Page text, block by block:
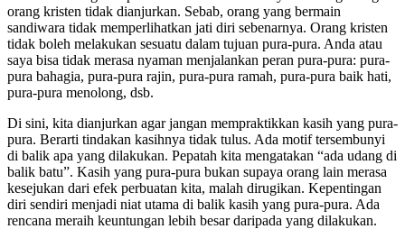
orang kristen tidak dianjurkan. Sebab, orang yang bermain
sandiwara tidak memperlihatkan jati diri sebenarnya. Orang kristen
tidak boleh melakukan sesuatu dalam tujuan pura-pura. Anda atau
saya bisa tidak merasa nyaman menjalankan peran pura-pura: pura-
pura bahagia, pura-pura rajin, pura-pura ramah, pura-pura baik hati,
pura-pura menolong, dsb.
Di sini, kita dianjurkan agar jangan mempraktikkan kasih yang pura-
pura. Berarti tindakan kasihnya tidak tulus. Ada motif tersembunyi
di balik apa yang dilakukan. Pepatah kita mengatakan “ada udang di
balik batu”. Kasih yang pura-pura bukan supaya orang lain merasa
kesejukan dari efek perbuatan kita, malah dirugikan. Kepentingan
diri sendiri menjadi niat utama di balik kasih yang pura-pura. Ada
rencana meraih keuntungan lebih besar daripada yang dilakukan.